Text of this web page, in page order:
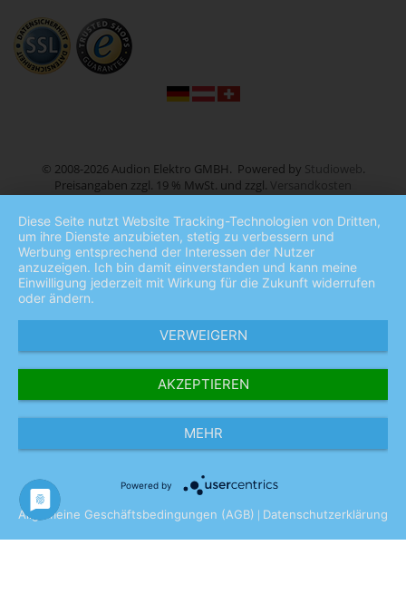
© 2008-2026 Audion Elektro GMBH. Powered by Studioweb.
Preisangaben zzgl. 19 % MwSt. und zzgl. Versandkosten
(Ausnahme Folien)
Sealer Shop Angebote richten sich nur an Handel, Industrie, Gewerbe
und öffentliche Einrichtungen
Diese Seite nutzt Website Tracking-Technologien von Dritten,
um ihre Dienste anzubieten, stetig zu verbessern und
Werbung entsprechend der Interessen der Nutzer
anzuzeigen. Ich bin damit einverstanden und kann meine
Einwilligung jederzeit mit Wirkung für die Zukunft widerrufen
oder ändern.
VERWEIGERN
AKZEPTIEREN
MEHR
Powered by
Allgemeine Geschäftsbedingungen (AGB) Datenschutzerklärung